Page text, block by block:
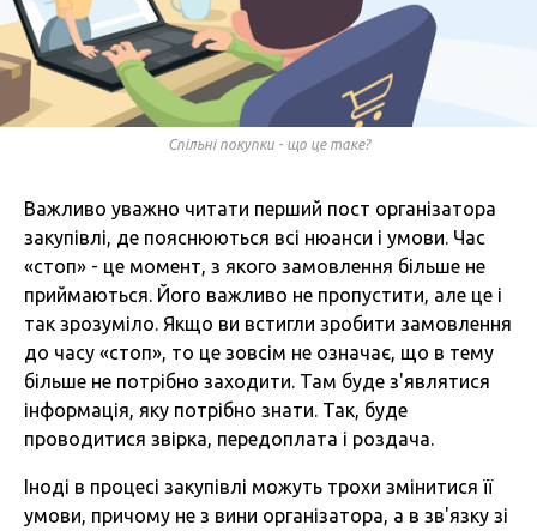
Спільні покупки - що це таке?
Важливо уважно читати перший пост організатора
закупівлі, де пояснюються всі нюанси і умови. Час
«стоп» - це момент, з якого замовлення більше не
приймаються. Його важливо не пропустити, але це і
так зрозуміло. Якщо ви встигли зробити замовлення
до часу «стоп», то це зовсім не означає, що в тему
більше не потрібно заходити. Там буде з'являтися
інформація, яку потрібно знати. Так, буде
проводитися звірка, передоплата і роздача.
Іноді в процесі закупівлі можуть трохи змінитися її
умови, причому не з вини організатора, а в зв'язку зі